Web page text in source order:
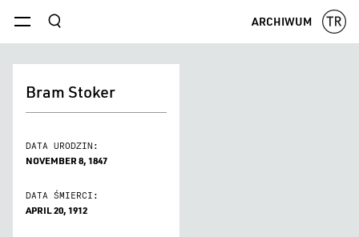
menu szukaj ARCHIWUM
Bram Stoker
DATA URODZIN:
NOVEMBER 8, 1847
DATA ŚMIERCI:
APRIL 20, 1912